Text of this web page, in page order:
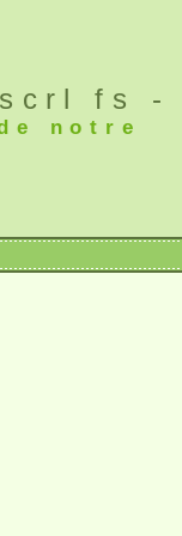
fs -
notre